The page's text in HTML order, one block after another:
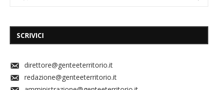
SCRIVICI
direttore@genteeterritorio.it
redazione@genteeterritorio.it